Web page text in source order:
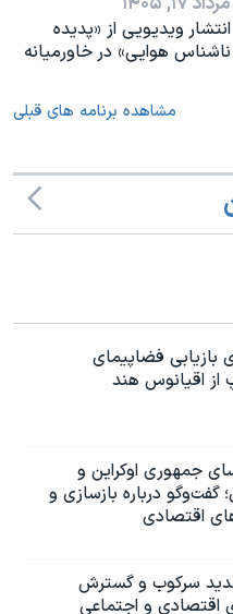
انتشار ویدیویی از «پدیده‌
ناشناس هوایی» در خاورمیانه
مشاهده برنامه های قبلی
بازیابی فضاپیمای
از اقیانوس هند
جمهوری اوکراین و
گفت‌وگو درباره بازسازی و
اقتصادی
سرکوب و گسترش
اقتصادی و اجتماعی